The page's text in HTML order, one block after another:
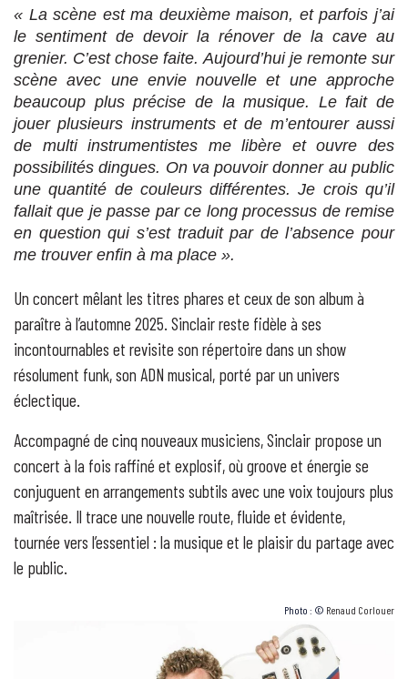
« La scène est ma deuxième maison, et parfois j’ai
le sentiment de devoir la rénover de la cave au
grenier. C’est chose faite. Aujourd’hui je remonte sur
scène avec une envie nouvelle et une approche
beaucoup plus précise de la musique. Le fait de
jouer plusieurs instruments et de m’entourer aussi
de multi instrumentistes me libère et ouvre des
possibilités dingues. On va pouvoir donner au public
une quantité de couleurs différentes. Je crois qu’il
fallait que je passe par ce long processus de remise
en question qui s’est traduit par de l’absence pour
me trouver enfin à ma place ».
Un concert mêlant les titres phares et ceux de son album à
paraître à l’automne 2025. Sinclair reste fidèle à ses
incontournables et revisite son répertoire dans un show
résolument funk, son ADN musical, porté par un univers
éclectique.
Accompagné de cinq nouveaux musiciens, Sinclair propose un
concert à la fois raffiné et explosif, où groove et énergie se
conjuguent en arrangements subtils avec une voix toujours plus
maîtrisée. Il trace une nouvelle route, fluide et évidente,
tournée vers l’essentiel : la musique et le plaisir du partage avec
le public.
Photo : © Renaud Corlouer